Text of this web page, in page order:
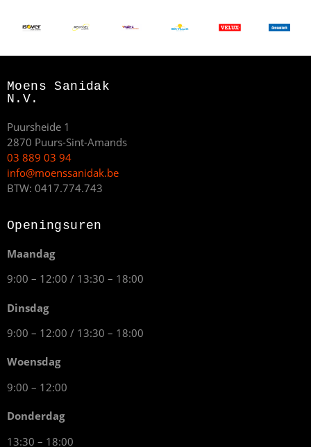
Moens Sanidak
N.V.
Puursheide 1
2870 Puurs-Sint-Amands
03 889 03 94
info@moenssanidak.be
BTW: 0417.774.743
Openingsuren
Maandag
9:00 – 12:00 / 13:30 – 18:00
Dinsdag
9:00 – 12:00 / 13:30 – 18:00
Woensdag
9:00 – 12:00
Donderdag
13:30 – 18:00